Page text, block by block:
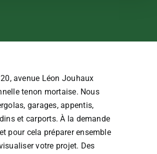
avenue Léon Jouhaux
tenon mortaise. Nous
garages, appentis,
et carports. À la demande
pour cela préparer ensemble
votre projet. Des